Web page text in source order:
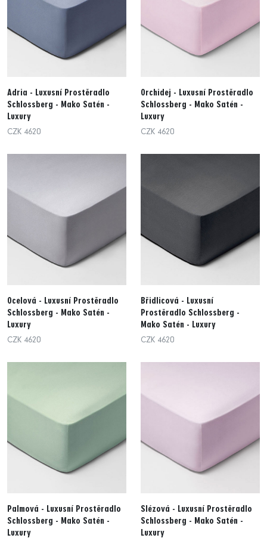
Adria - Luxusní Prostěradlo
Schlossberg - Mako Satén -
Luxury
CZK 4620
Orchidej - Luxusní Prostěradlo
Schlossberg - Mako Satén -
Luxury
CZK 4620
Ocelová - Luxusní Prostěradlo
Schlossberg - Mako Satén -
Luxury
CZK 4620
Břidlicová - Luxusní
Prostěradlo Schlossberg -
Mako Satén - Luxury
CZK 4620
Palmová - Luxusní Prostěradlo
Schlossberg - Mako Satén -
Luxury
Slézová - Luxusní Prostěradlo
Schlossberg - Mako Satén -
Luxury